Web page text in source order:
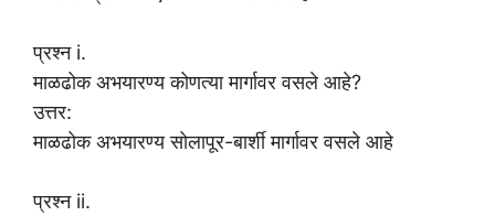
प्रश्न i.
माळढोक अभयारण्य कोणत्या मार्गावर वसले आहे?
उत्तर:
माळढोक अभयारण्य सोलापूर-बार्शी मार्गावर वसले आहे
प्रश्न ii.